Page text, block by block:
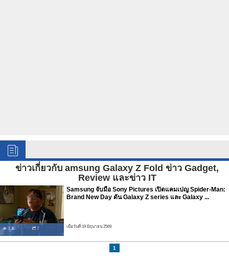
ข่าวเกี่ยวกับ amsung Galaxy Z Fold ข่าว Gadget,
Review และข่าว IT
3.3k 7
Samsung จับมือ Sony Pictures เปิดแคมเปญ Spider-Man:
Brand New Day ดัน Galaxy Z series และ Galaxy ...
เมื่อวันที่ 19 มิถุนายน 2569
1